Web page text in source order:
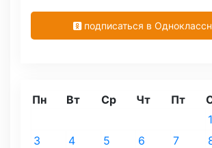
подписаться в
Пн Вт Ср Чт Пт
1
3
4 5 6 7